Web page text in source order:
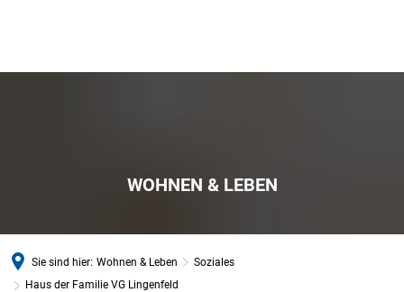
WOHNEN & LEBEN
Sie sind hier: Wohnen & Leben
Soziales
Haus der Familie VG Lingenfeld